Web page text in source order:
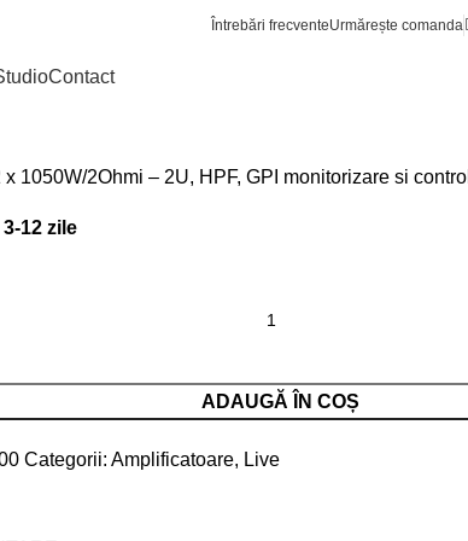
Întrebări frecventeUrmărește comanda
Contact
Yamaha XP5000 Înapoi la produse
XP5000
1050W/2Ohmi – 2U, HPF, GPI monitorizare si control
12 zile
ADAUGĂ ÎN COȘ
Categorii: Amplificatoare, Live